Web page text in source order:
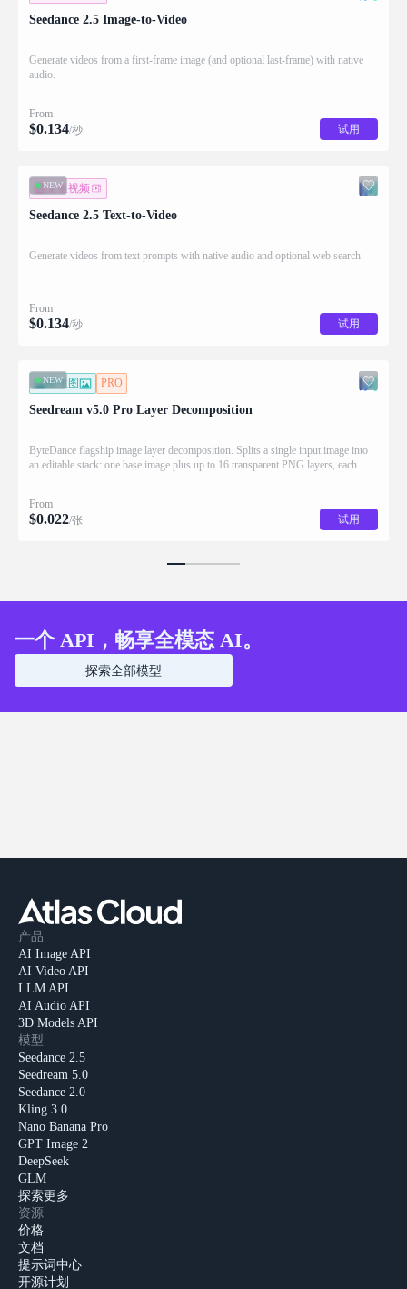
Seedance 2.5 Image-to-Video
Generate videos from a first-frame image (and optional last-frame) with native
audio.
From
$0.134/秒 试用
NEW
文生视频
Seedance 2.5 Text-to-Video
Generate videos from text prompts with native audio and optional web search.
From
$0.134/秒 试用
NEW
图生图 PRO
Seedream v5.0 Pro Layer Decomposition
ByteDance flagship image layer decomposition. Splits a single input image into
an editable stack: one base image plus up to 16 transparent PNG layers, each
From
$0.022/张 试用
一个 API，畅享全模态 AI。
探索全部模型
产品
AI Image API
AI Video API
LLM API
AI Audio API
3D Models API
模型
Seedance 2.5
Seedream 5.0
Seedance 2.0
Kling 3.0
Nano Banana Pro
GPT Image 2
DeepSeek
GLM
探索更多
资源
价格
文档
提示词中心
开源计划